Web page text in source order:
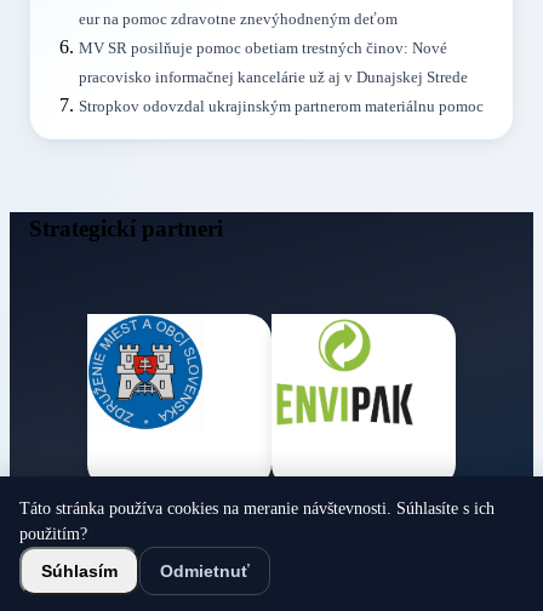
eur na pomoc zdravotne znevýhodneným deťom
MV SR posilňuje pomoc obetiam trestných činov: Nové
pracovisko informačnej kancelárie už aj v Dunajskej Strede
Stropkov odovzdal ukrajinským partnerom materiálnu pomoc
Strategickí partneri
Obecné noviny
© 2026 Všetky práva vyhradené
Táto stránka používa cookies na meranie návštevnosti. Súhlasíte s ich
použitím?
Súhlasím Odmietnuť